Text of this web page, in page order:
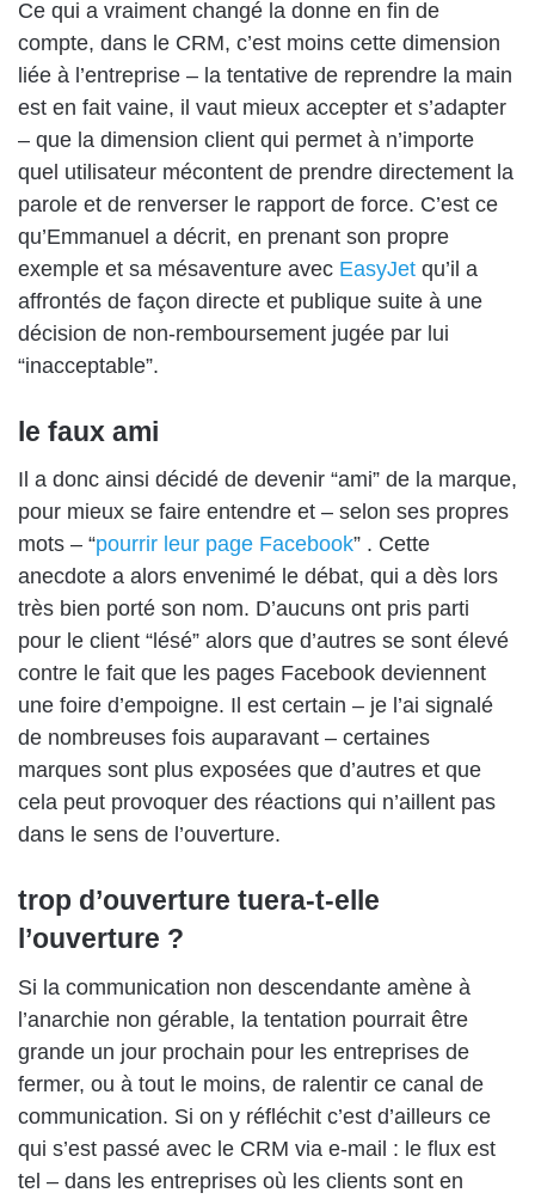
Ce qui a vraiment changé la donne en fin de
compte, dans le CRM, c’est moins cette dimension
liée à l’entreprise – la tentative de reprendre la main
est en fait vaine, il vaut mieux accepter et s’adapter
– que la dimension client qui permet à n’importe
quel utilisateur mécontent de prendre directement la
parole et de renverser le rapport de force. C’est ce
qu’Emmanuel a décrit, en prenant son propre
exemple et sa mésaventure avec EasyJet qu’il a
affrontés de façon directe et publique suite à une
décision de non-remboursement jugée par lui
“inacceptable”.
le faux ami
Il a donc ainsi décidé de devenir “ami” de la marque,
pour mieux se faire entendre et – selon ses propres
mots – “pourrir leur page Facebook” . Cette
anecdote a alors envenimé le débat, qui a dès lors
très bien porté son nom. D’aucuns ont pris parti
pour le client “lésé” alors que d’autres se sont élevé
contre le fait que les pages Facebook deviennent
une foire d’empoigne. Il est certain – je l’ai signalé
de nombreuses fois auparavant – certaines
marques sont plus exposées que d’autres et que
cela peut provoquer des réactions qui n’aillent pas
dans le sens de l’ouverture.
trop d’ouverture tuera-t-elle
l’ouverture ?
Si la communication non descendante amène à
l’anarchie non gérable, la tentation pourrait être
grande un jour prochain pour les entreprises de
fermer, ou à tout le moins, de ralentir ce canal de
communication. Si on y réfléchit c’est d’ailleurs ce
qui s’est passé avec le CRM via e-mail : le flux est
tel – dans les entreprises où les clients sont en